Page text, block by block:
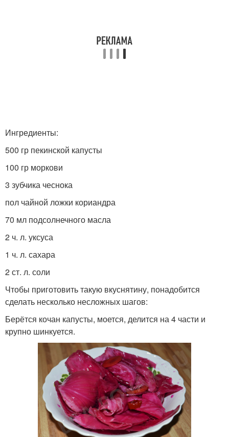
Ингредиенты:
500 гр пекинской капусты
100 гр моркови
3 зубчика чеснока
пол чайной ложки кориандра
70 мл подсолнечного масла
2 ч. л. уксуса
1 ч. л. сахара
2 ст. л. соли
Чтобы приготовить такую вкуснятину, понадобится
сделать несколько несложных шагов:
Берётся кочан капусты, моется, делится на 4 части и
крупно шинкуется.